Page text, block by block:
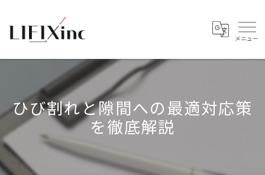
ひび割れと隙間への最適対応策
を徹底解説